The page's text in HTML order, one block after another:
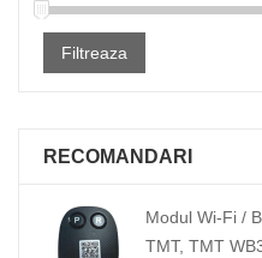
Filtreaza
RECOMANDARI
Modul Wi-Fi /
TMT, TMT